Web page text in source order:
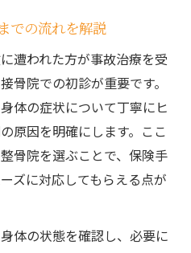
での流れを解説
遭われた方が事故治療を受
骨院での初診が重要です。
体の症状について丁寧にヒ
原因を明確にします。ここ
骨院を選ぶことで、保険手
ズに対応してもらえる点が
体の状態を確認し、必要に